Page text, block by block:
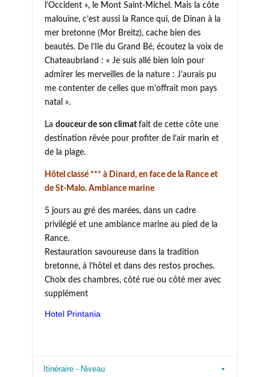
l’Occident », le Mont Saint-Michel. Mais la côte
malouine, c’est aussi la Rance qui, de Dinan à la
mer bretonne (Mor Breitz), cache bien des
beautés. De l’Ile du Grand Bé, écoutez la voix de
Chateaubriand : « Je suis allé bien loin pour
admirer les merveilles de la nature : J’aurais pu
me contenter de celles que m’offrait mon pays
natal ».
La douceur de son climat fait de cette côte une
destination rêvée pour profiter de l’air marin et
de la plage.
Hôtel classé *** à Dinard, en face de la Rance et
de St-Malo. Ambiance marine
5 jours au gré des marées, dans un cadre
privilégié et une ambiance marine au pied de la
Rance.
Restauration savoureuse dans la tradition
bretonne, à l’hôtel et dans des restos proches.
Choix des chambres, côté rue ou côté mer avec
supplément
Hotel Printania
Itinéraire - Niveau